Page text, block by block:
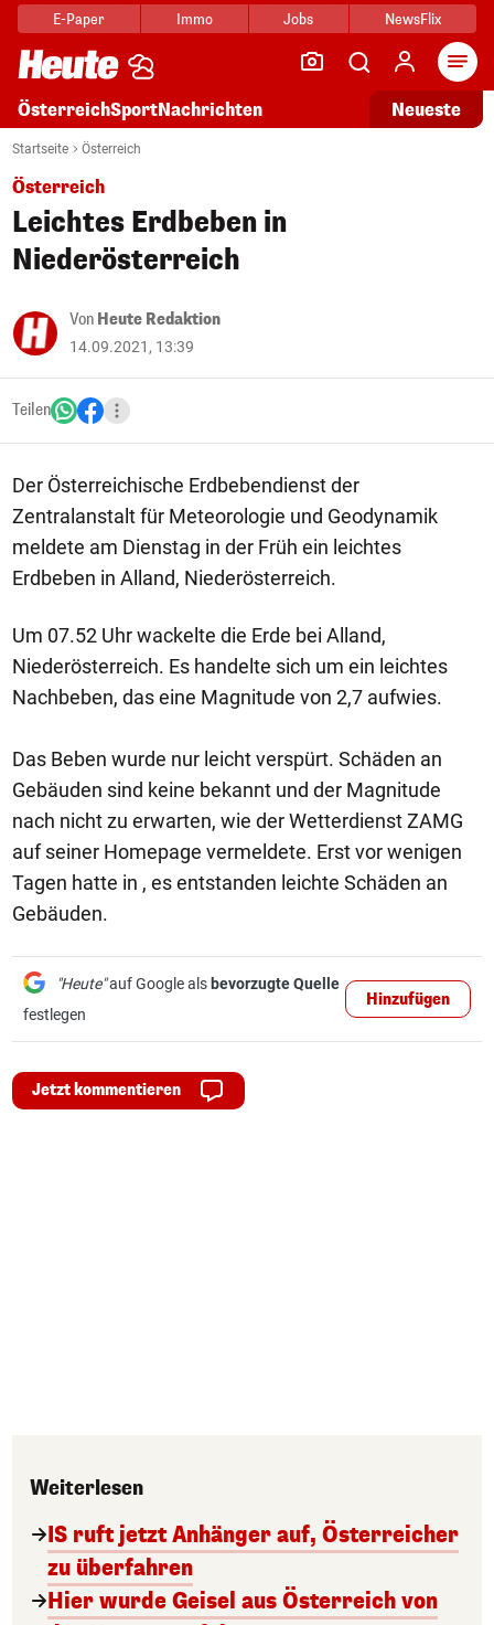
E-Paper Immo Jobs NewsFlix
ÖsterreichSportNachrichten Neueste
Startseite Österreich
Österreich
Leichtes Erdbeben in
Niederösterreich
Von Heute Redaktion
14.09.2021, 13:39
Teilen
Der Österreichische Erdbebendienst der
Zentralanstalt für Meteorologie und Geodynamik
meldete am Dienstag in der Früh ein leichtes
Erdbeben in Alland, Niederösterreich.
Um 07.52 Uhr wackelte die Erde bei Alland,
Niederösterreich. Es handelte sich um ein leichtes
Nachbeben, das eine Magnitude von 2,7 aufwies.
Das Beben wurde nur leicht verspürt. Schäden an
Gebäuden sind keine bekannt und der Magnitude
nach nicht zu erwarten, wie der Wetterdienst ZAMG
auf seiner Homepage vermeldete. Erst vor wenigen
Tagen hatte in , es entstanden leichte Schäden an
Gebäuden.
"Heute"auf Google als bevorzugte Quelle
festlegen
Hinzufügen
Jetzt kommentieren
Weiterlesen
IS ruft jetzt Anhänger auf, Österreicher
zu überfahren
Hier wurde Geisel aus Österreich von